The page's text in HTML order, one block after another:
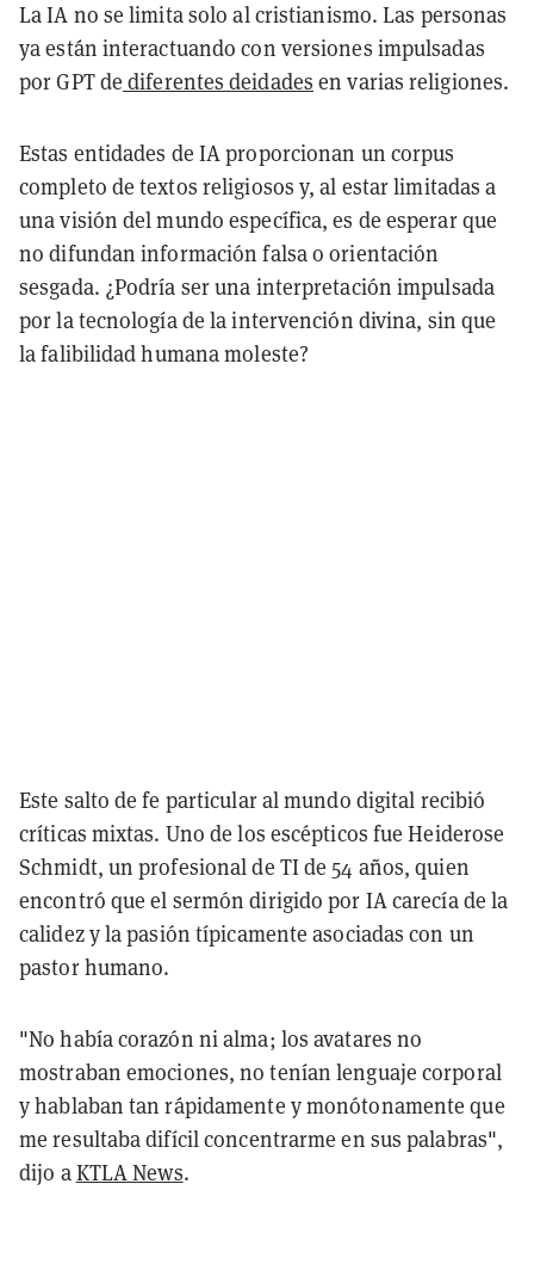
La IA no se limita solo al cristianismo. Las personas
ya están interactuando con versiones impulsadas
por GPT de diferentes deidades en varias religiones.
Estas entidades de IA proporcionan un corpus
completo de textos religiosos y, al estar limitadas a
una visión del mundo específica, es de esperar que
no difundan información falsa o orientación
sesgada. ¿Podría ser una interpretación impulsada
por la tecnología de la intervención divina, sin que
la falibilidad humana moleste?
Este salto de fe particular al mundo digital recibió
críticas mixtas. Uno de los escépticos fue Heiderose
Schmidt, un profesional de TI de 54 años, quien
encontró que el sermón dirigido por IA carecía de la
calidez y la pasión típicamente asociadas con un
pastor humano.
"No había corazón ni alma; los avatares no
mostraban emociones, no tenían lenguaje corporal
y hablaban tan rápidamente y monótonamente que
me resultaba difícil concentrarme en sus palabras",
dijo aKTLA News.